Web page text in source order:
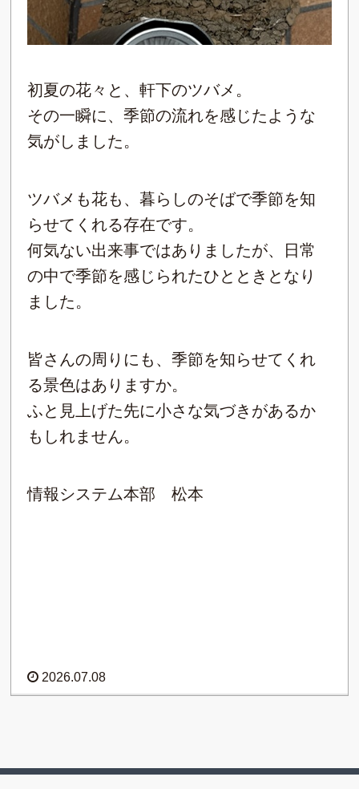
初夏の花々と、軒下のツバメ。
その一瞬に、季節の流れを感じたような
気がしました。
ツバメも花も、暮らしのそばで季節を知
らせてくれる存在です。
何気ない出来事ではありましたが、日常
の中で季節を感じられたひとときとなり
ました。
皆さんの周りにも、季節を知らせてくれ
る景色はありますか。
ふと見上げた先に小さな気づきがあるか
もしれません。
情報システム本部 松本
2026.07.08